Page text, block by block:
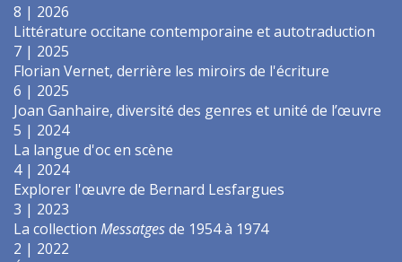
8 | 2026
Littérature occitane contemporaine et autotraduction
7 | 2025
Florian Vernet, derrière les miroirs de l'écriture
6 | 2025
Joan Ganhaire, diversité des genres et unité de l’œuvre
5 | 2024
La langue d'oc en scène
4 | 2024
Explorer l'œuvre de Bernard Lesfargues
3 | 2023
La collection Messatgesde 1954 à 1974
2 | 2022